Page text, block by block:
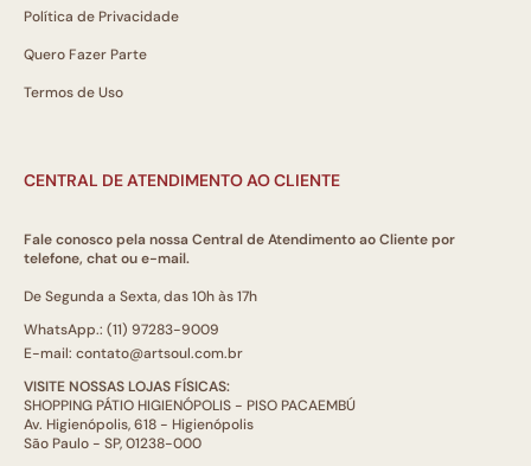
Política de Privacidade
Quero Fazer Parte
Termos de Uso
CENTRAL DE ATENDIMENTO AO CLIENTE
Fale conosco pela nossa Central de Atendimento ao Cliente por
telefone, chat ou e-mail.
De Segunda a Sexta, das 10h às 17h
WhatsApp.: (11) 97283-9009
E-mail: contato@artsoul.com.br
VISITE NOSSAS LOJAS FÍSICAS:
SHOPPING PÁTIO HIGIENÓPOLIS - PISO PACAEMBÚ
Av. Higienópolis, 618 - Higienópolis
São Paulo - SP, 01238-000